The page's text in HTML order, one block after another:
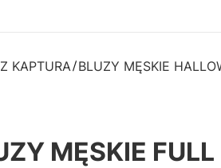
KAPTURA BLUZY MĘSKIE
MĘSKIE